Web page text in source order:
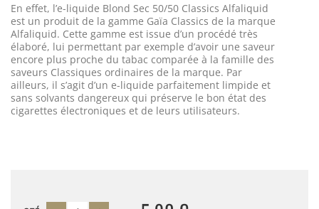
En effet, l’e-liquide Blond Sec 50/50 Classics Alfaliquid
est un produit de la gamme Gaïa Classics de la marque
Alfaliquid. Cette gamme est issue d’un procédé très
élaboré, lui permettant par exemple d’avoir une saveur
encore plus proche du tabac comparée à la famille des
saveurs Classiques ordinaires de la marque. Par
ailleurs, il s’agit d’un e-liquide parfaitement limpide et
sans solvants dangereux qui préserve le bon état des
cigarettes électroniques et de leurs utilisateurs.